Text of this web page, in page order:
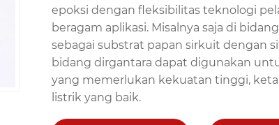
epoksi dengan fleksibilitas teknologi
beragam aplikasi. Misalnya saja di
sebagai substrat papan sirkuit dengan
bidang dirgantara dapat digunakan
yang memerlukan kekuatan tinggi,
listrik yang baik.